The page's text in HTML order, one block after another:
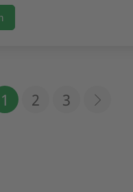
1 2 3